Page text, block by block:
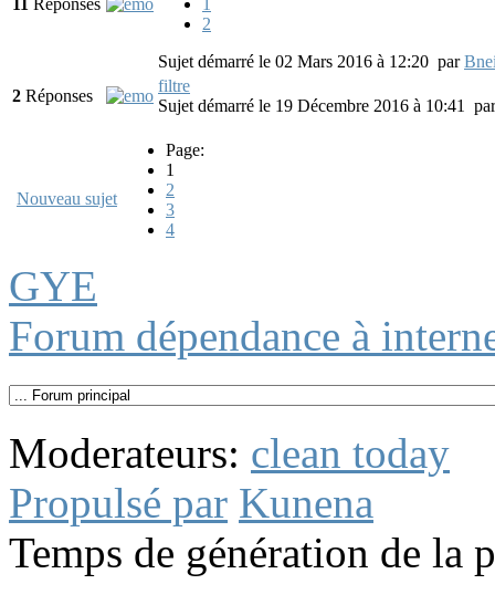
2
Sujet démarré le 02 Mars 2016 à 12:20 par
2 Réponses
filtre
Sujet démarré le 19 Décembre 2016 à 10:41
Nouveau sujet
Page:
1
2
3
4
GYE
Forum dépendance à
Moderateurs: clean today
Propulsé par Kunena
Temps de génération de la